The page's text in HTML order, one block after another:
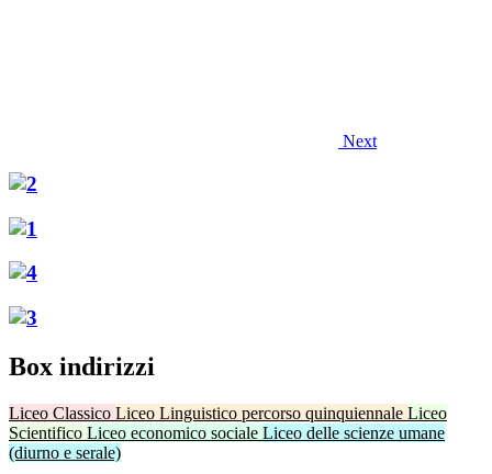
Next
Box indirizzi
Liceo Classico Liceo Linguistico percorso quinquiennale Liceo
Scientifico Liceo economico sociale Liceo delle scienze umane
(diurno e serale)